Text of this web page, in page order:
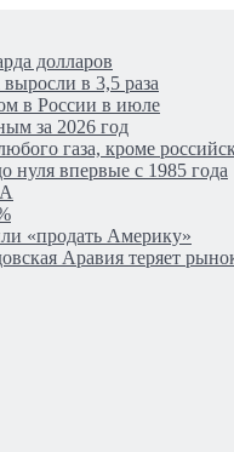
долларов
в 3,5 раза
в России в июле
за 2026 год
газа, кроме
нуля впервые с 1985 года
«продать Америку»
Аравия теряет